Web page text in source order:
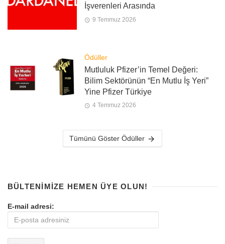
İşverenleri Arasında
9 Temmuz 2026
Ödüller
Mutluluk Pfizer’in Temel Değeri:
Bilim Sektörünün “En Mutlu İş Yeri”
Yine Pfizer Türkiye
4 Temmuz 2026
Tümünü Göster Ödüller
BÜLTENIMIZE HEMEN ÜYE OLUN!
E-mail adresi: